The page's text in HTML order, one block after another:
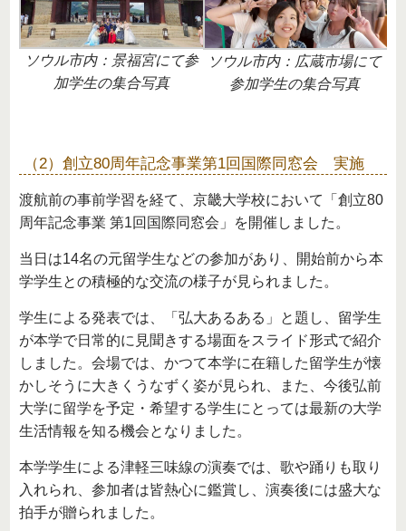
ソウル市内：景福宮にて参
加学生の集合写真
ソウル市内：広蔵市場にて
参加学生の集合写真
（2）創立80周年記念事業第1回国際同窓会 実施
渡航前の事前学習を経て、京畿大学校において「創立80
周年記念事業 第1回国際同窓会」を開催しました。
当日は14名の元留学生などの参加があり、開始前から本
学学生との積極的な交流の様子が見られました。
学生による発表では、「弘大あるある」と題し、留学生
が本学で日常的に見聞きする場面をスライド形式で紹介
しました。会場では、かつて本学に在籍した留学生が懐
かしそうに大きくうなずく姿が見られ、また、今後弘前
大学に留学を予定・希望する学生にとっては最新の大学
生活情報を知る機会となりました。
本学学生による津軽三味線の演奏では、歌や踊りも取り
入れられ、参加者は皆熱心に鑑賞し、演奏後には盛大な
拍手が贈られました。